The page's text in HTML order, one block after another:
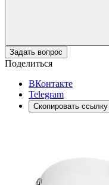
Задать вопрос
Поделиться
ВКонтакте
Telegram
Скопировать ссылку